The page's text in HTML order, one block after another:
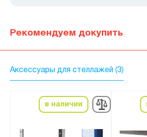
Рекомендуем докупить
Аксессуары для стеллажей (3)
в наличии